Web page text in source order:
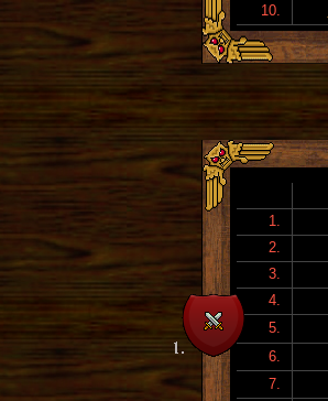
10.
1.
2.
3.
4.
5.
6.
7.